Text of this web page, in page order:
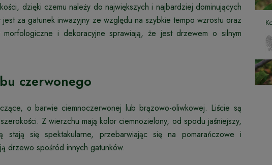
dzięki czemu należy do największych i najbardziej dominujących
za gatunek inwazyjny ze względu na szybkie tempo wzrostu oraz
i dekoracyjne sprawiają, że jest drzewem o silnym
czerwonego
o barwie ciemnoczerwonej lub brązowo-oliwkowej. Liście są
Z wierzchu mają kolor ciemnozielony, od spodu jaśniejszy,
stają się spektakularne, przebarwiając się na pomarańczowe i
drzewo spośród innych gatunków.